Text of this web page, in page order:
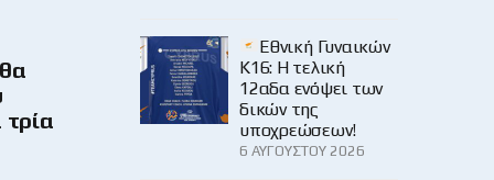
Εθνική Γυναικών
Κ16: Η τελική
12αδα ενόψει των
δικών της
υποχρεώσεων!
6 ΑΥΓΟΎΣΤΟΥ 2026